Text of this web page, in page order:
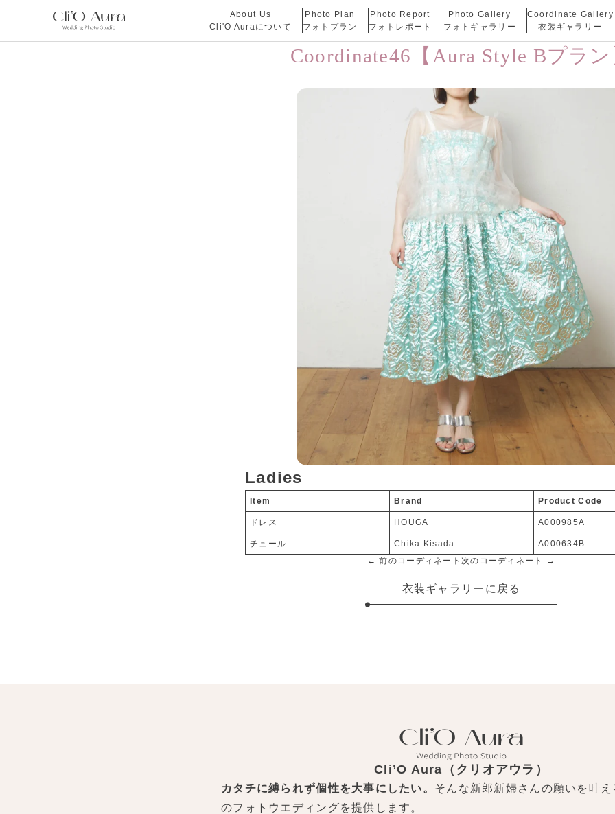
About Us
Cli'O Auraについて
Photo Plan
フォトプラン
Photo Report
フォトレポート
Photo Gallery
フォトギャラリー
Coordinate Gallery
衣装ギャラリー
Coordinate46【Aura Style Bプラ
Ladies
Item Brand Product Code
ドレス HOUGA A000985A
チュール Chika Kisada
A000634B
← 前のコーディネート 次のコーディネート →
衣装ギャラリーに戻る
Cli’O Aura（クリオアウラ）
カタチに縛られず個性を大事にしたい。 そんな新郎新婦さんの願いを叶
のフォトウエディングを提供します。